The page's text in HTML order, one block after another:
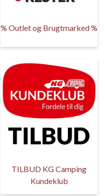
% Outlet og Brugtmarked %
TILBUD KG Camping
Kundeklub